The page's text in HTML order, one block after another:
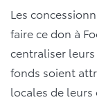
Les
faire ce don à
centraliser
fonds soient
locales de leurs